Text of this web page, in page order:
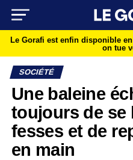
Le Gorafi est enfin disponible
on tue
SOCIÉTÉ
Une baleine
toujours de se
fesses et de
en main